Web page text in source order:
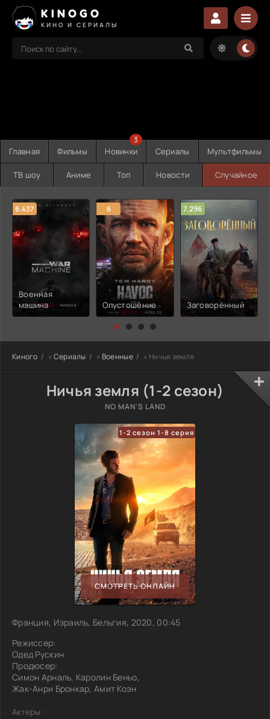
KINOGO
КИНО И СЕРИАЛЫ
Главная Фильмы Новинки
3
Сериалы Мультфильмы
ТВ шоу Аниме Топ Новости Случайное
6.437
Военная
машина
6
Опустошение
7.296
Заговорённый
Киного » Сериалы » Военные » Ничья земля
Ничья земля (1-2 сезон)
NO MAN'S LAND
1-2 сезон 1-8 серия
СМОТРЕТЬ ОНЛАЙН
Франция, Израиль, Бельгия, 2020, 00:45
Режиссер:
Одед Рускин
Продюсер:
Симон Арналь, Каролин Беньо,
Жак-Анри Бронкар, Амит Коэн
Актеры: